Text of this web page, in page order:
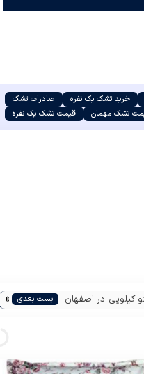
خرید تشک یک نفره
صادرات تشک
تشک مهمان قیمت تشک یک نفره
کیلویی در اصفهان پست بعدی »